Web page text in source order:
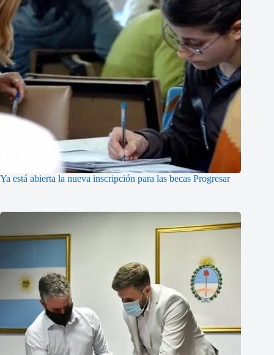
Ya está abierta la nueva inscripción para las becas Progresar